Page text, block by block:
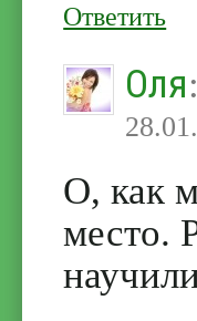
Ответить
Оля:
О, как
место.